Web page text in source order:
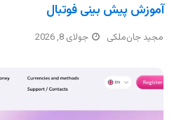
آموزش پیش بینی فوتبال
مجید جان‌ملکی جولای 8, 2026